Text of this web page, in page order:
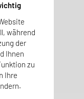
für die
während
der
Ihnen
zu
Ihre